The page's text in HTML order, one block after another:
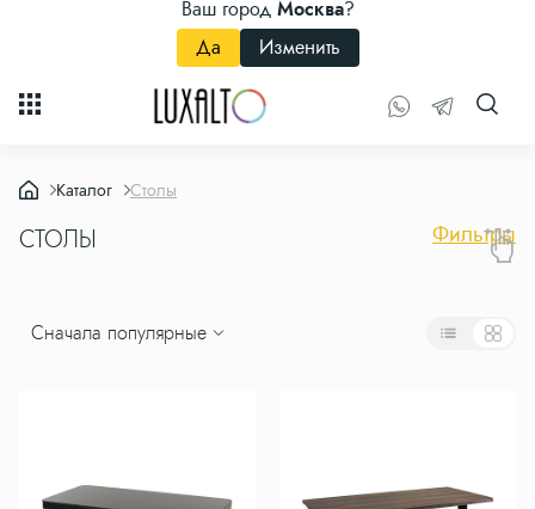
Ваш город Москва?
Да
Изменить
Каталог Столы
СТОЛЫ Фильтры
Сначала популярные